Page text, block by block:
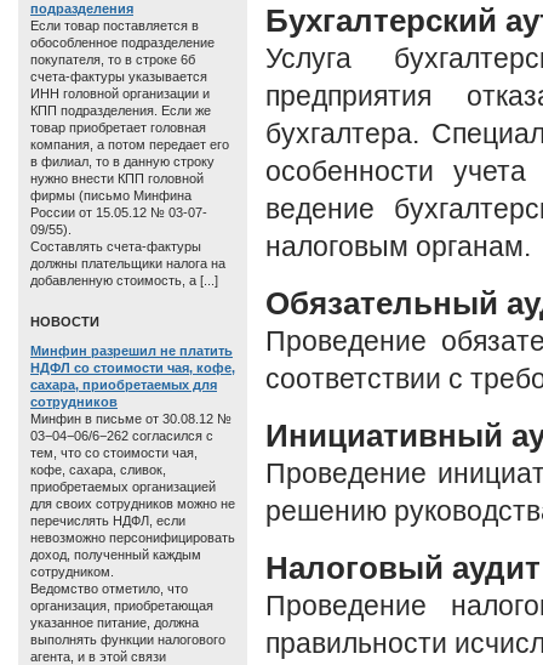
Бухгалтерский
Услуга
предприятия
бухгалтера.
особенности
ведение
налоговым органам.
Обязательный
Проведение
соответствии с
Инициативный
Проведение
решению
Налоговый аудит
Проведение
правильности
подразделения
Если товар поставляется в
обособленное подразделение
покупателя, то в строке 6б
счета-фактуры указывается
ИНН головной организации и
КПП подразделения. Если же
товар приобретает головная
компания, а потом передает его
в филиал, то в данную строку
нужно внести КПП головной
фирмы (письмо Минфина
России от 15.05.12 № 03-07-
09/55).
Составлять счета-фактуры
должны плательщики налога на
добавленную стоимость, а [...]
HОВОСТИ
Минфин разрешил не платить
НДФЛ со стоимости чая, кофе,
сахара, приобретаемых для
сотрудников
Минфин в письме от 30.08.12 №
03−04−06/6−262 согласился с
тем, что со стоимости чая,
кофе, сахара, сливок,
приобретаемых организацией
для своих сотрудников можно не
перечислять НДФЛ, если
невозможно персонифицировать
доход, полученный каждым
сотрудником.
Ведомство отметило, что
организация, приобретающая
указанное питание, должна
выполнять функции налогового
агента, и в этой связи